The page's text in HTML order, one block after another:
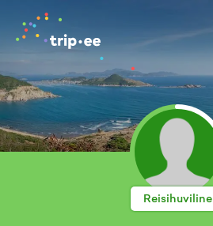
Reisihuviline